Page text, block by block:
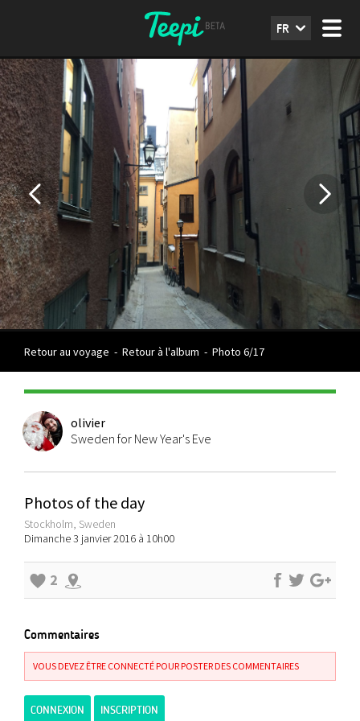
FR
Retour au voyage - Retour à l'album - Photo 6/17
olivier
Sweden for New Year's Eve
Photos of the day
Stockholm, Sweden
Dimanche 3 janvier 2016 à 10h00
2
Commentaires
VOUS DEVEZ ÊTRE CONNECTÉ POUR POSTER DES COMMENTAIRES
CONNEXION INSCRIPTION